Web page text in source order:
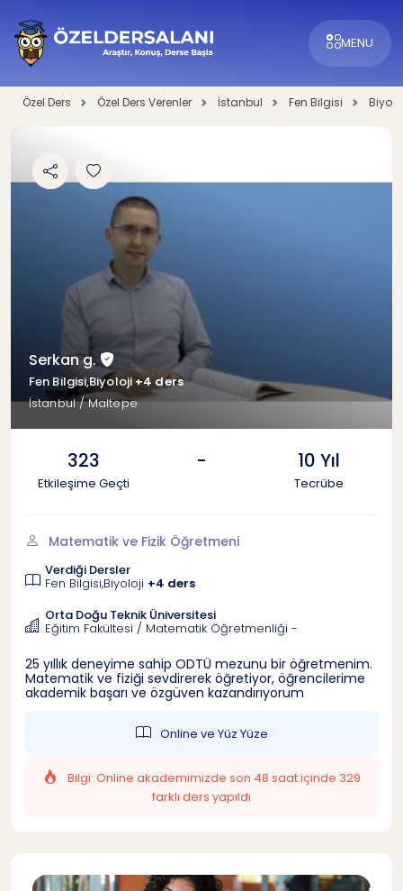
MENU
Özel Ders Özel Ders Verenler İstanbul Fen Bilgisi
Serkan g.
Fen Bilgisi,Biyoloji +4 ders
İstanbul / Maltepe
323
Etkileşime Geçti
- 10 Yıl
Tecrübe
Matematik ve Fizik Öğretmeni
Verdiği Dersler
Fen Bilgisi,Biyoloji +4 ders
Orta Doğu Teknik Üniversitesi
Eğitim Fakültesi / Matematik Öğretmenliği -
25 yıllık deneyime sahip ODTÜ mezunu bir öğretmenim.
Matematik ve fiziği sevdirerek öğretiyor, öğrencilerime
akademik başarı ve özgüven kazandırıyorum
Online ve Yüz Yüze
Bilgi: Online akademimizde son 48 saat içinde 329
farklı ders yapıldı